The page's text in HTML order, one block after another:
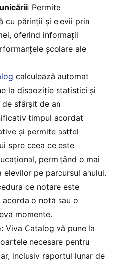
: Permite
cu părinții și elevii prin
oferind informații
școlare ale
calculează automat
la dispoziție statistici și
de sfârșit de an
timpul acordat
și permite astfel
spre ceea ce este
permițând o mai
elevilor pe parcursul anului.
de notare este
o notă sau o
momente.
Viva Catalog vă pune la
necesare pentru
inclusiv raportul lunar de